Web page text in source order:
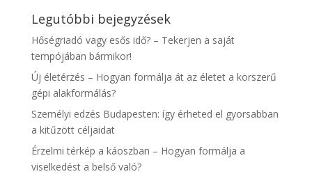
Legutóbbi bejegyzések
Hőségriadó vagy esős idő? – Tekerjen a saját
tempójában bármikor!
Új életérzés – Hogyan formálja át az életet a korszerű
gépi alakformálás?
Személyi edzés Budapesten: így érheted el gyorsabban
a kitűzött céljaidat
Érzelmi térkép a káoszban – Hogyan formálja a
viselkedést a belső való?